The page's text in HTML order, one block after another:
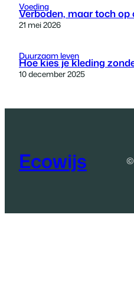
Voeding
Verboden, maar toch op
21 mei 2026
Duurzaam leven
Hoe kies je kleding
10 december 2025
Ecowijs ©